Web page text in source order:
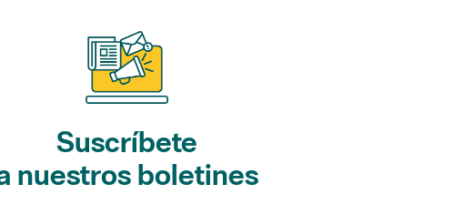
Suscríbete
nuestros boletines